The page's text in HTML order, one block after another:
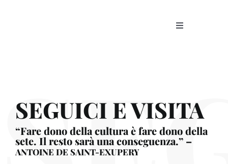
Toggle
SEGUICI E VISITA
“Fare dono della cultura è fare dono della
sete. Il resto sarà una conseguenza.” –
ANTOINE DE SAINT-EXUPERY